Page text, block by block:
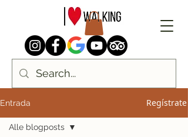
Entrada Regístrate
Alle blogposts